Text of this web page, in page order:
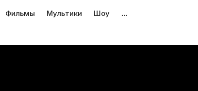
Фильмы Мультики Шоу …